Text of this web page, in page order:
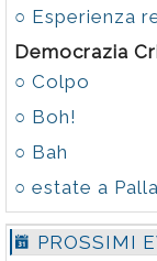
○ Esperienza
Democrazia
○ Colpo
○ Boh!
○ Bah
○ estate a
PROSSIMI